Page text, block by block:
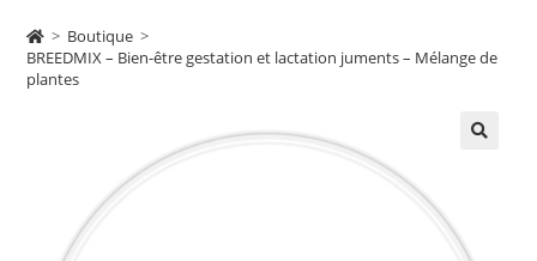
> Boutique >
BREEDMIX – Bien-être gestation et lactation juments – Mélange de
plantes